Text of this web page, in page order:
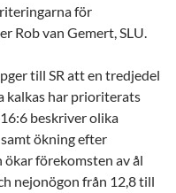
för
Rob van Gemert, SLU.
till SR att en tredjedel
kalkas har prioriterats
beskriver olika
ökning efter
förekomsten av ål
nejonögon från 12,8 till